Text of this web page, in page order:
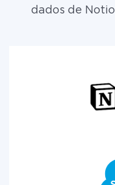
dados de